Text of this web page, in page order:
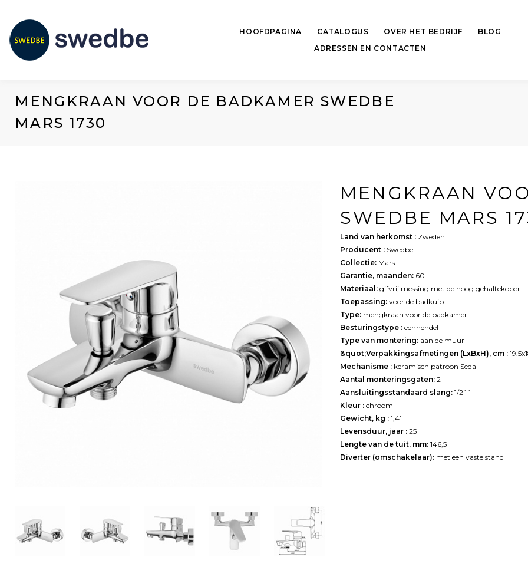
HOOFDPAGINA CATALOGUS OVER HET BEDRIJF
BLOG
ADRESSEN EN CONTACTEN
MENGKRAAN VOOR DE BADKAMER SWEDBE
MARS 1730
MENGKRAAN
SWEDBE MARS
Land van herkomst :Zweden
Producent :Swedbe
Collectie:Mars
Garantie, maanden:60
Materiaal:gifvrij messing met de hoog gehaltekoper
Toepassing:voor de badkuip
Type:mengkraan voor de badkamer
Besturingstype :eenhendel
Type van montering:aan de muur
&quot;Verpakkingsafmetingen (LxBxH), cm :
Mechanisme :keramisch patroon Sedal
Aantal monteringsgaten:2
Aansluitingsstandaard slang:1/2``
Kleur :chroom
Gewicht, kg :1,41
Levensduur, jaar :25
Lengte van de tuit, mm:146,5
Diverter (omschakelaar):met een vaste stand